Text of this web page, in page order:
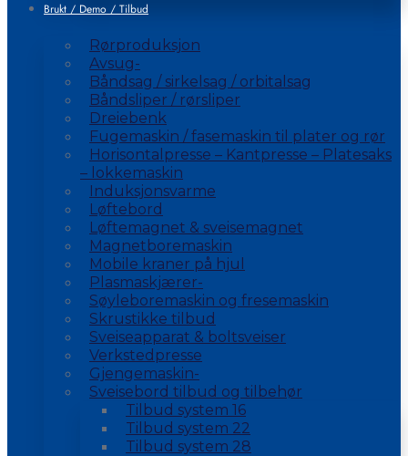
Brukt / Demo / Tilbud
Rørproduksjon
Avsug-
Båndsag / sirkelsag / orbitalsag
Båndsliper / rørsliper
Dreiebenk
Fugemaskin / fasemaskin til plater og rør
Horisontalpresse – Kantpresse – Platesaks
– lokkemaskin
Induksjonsvarme
Løftebord
Løftemagnet & sveisemagnet
Magnetboremaskin
Mobile kraner på hjul
Plasmaskjærer-
Søyleboremaskin og fresemaskin
Skrustikke tilbud
Sveiseapparat & boltsveiser
Verkstedpresse
Gjengemaskin-
Sveisebord tilbud og tilbehør
Tilbud system 16
Tilbud system 22
Tilbud system 28